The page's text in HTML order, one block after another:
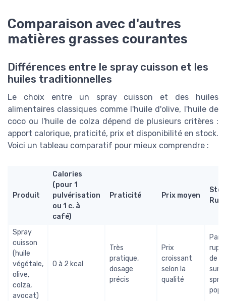
Comparaison avec d'autres
matières grasses courantes
Différences entre le spray cuisson et les
huiles traditionnelles
Le choix entre un spray cuisson et des huiles
alimentaires classiques comme l'huile d'olive, l'huile de
coco ou l'huile de colza dépend de plusieurs critères :
apport calorique, praticité, prix et disponibilité en stock.
Voici un tableau comparatif pour mieux comprendre :
Produit
Calories
(pour 1
pulvérisation
ou 1 c. à
café)
Praticité Prix moyen
Spray
cuisson
(huile
végétale,
olive,
colza,
avocat)
0 à 2 kcal
Très
pratique,
dosage
précis
Prix
croissant
selon la
qualité
de
sur